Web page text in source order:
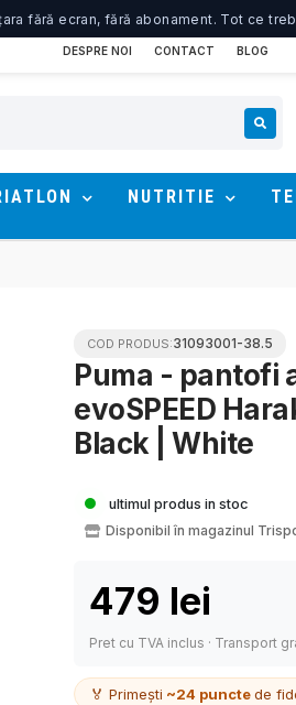
fără ecran, fără abonament. Tot ce
DESPRE NOI CONTACT BLOG
NUTRITIE
COD PRODUS:31093001-38.5
Puma - pantofi
evoSPEED
Black | White
ultimul produs in stoc
Disponibil în magazinul
479 lei
Pret cu TVA inclus · Transport
🏅 Primești ~24 punctede